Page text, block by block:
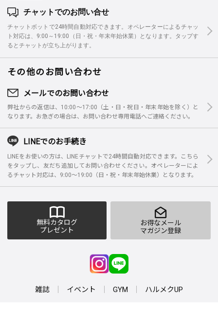
チャットでのお問い合せ
チャットボットで24時間自動対応できます。オペレーターによるチャッ
ト対応は、9:00～19:00（日・祝・年末年始休業）となります。タップす
るとチャットが立ち上がります。
その他のお問い合わせ
メールでのお問い合わせ
弊社からの返信は、10:00～17:00（土・日・祝日・年末年始を除く）と
なります。お急ぎの場合は、お問い合わせ専用電話へご連絡ください。
LINEでのお手続き
LINEをお使いの方は、LINEチャットで24時間自動対応できます。こちら
をタップし、友だち追加してお問い合わせください。オペレーターによ
るチャット対応は、9:00～19:00（日・祝・年末年始休業）となります。
無料カタログ
プレゼント
お得なメール
マガジン登録
雑誌 イベント GYM ハルメクUP